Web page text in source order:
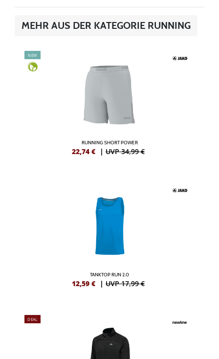
MEHR AUS DER KATEGORIE RUNNING
NEW
RUNNING SHORT POWER
22,74 € | UVP 34,99 €
TANKTOP RUN 2.0
12,59 € | UVP 17,99 €
DEAL